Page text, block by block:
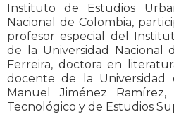
Instituto de Estudios
Nacional de Colombia,
profesor especial del
de la Universidad Nacional
Ferreira, doctora en
docente de la Universidad
Manuel Jiménez
Tecnológico y de Estudios